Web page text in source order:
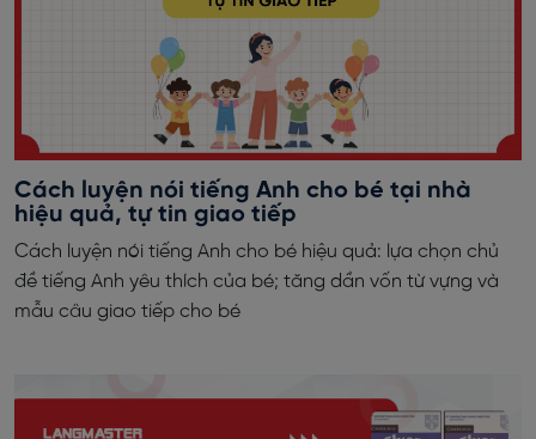
Cách luyện nói tiếng Anh cho bé tại nhà
hiệu quả, tự tin giao tiếp
Cách luyện nói tiếng Anh cho bé hiệu quả: lựa chọn chủ
đề tiếng Anh yêu thích của bé; tăng dần vốn từ vựng và
mẫu câu giao tiếp cho bé